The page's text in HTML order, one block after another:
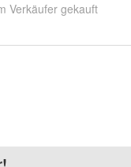
Verkäufer gekauft